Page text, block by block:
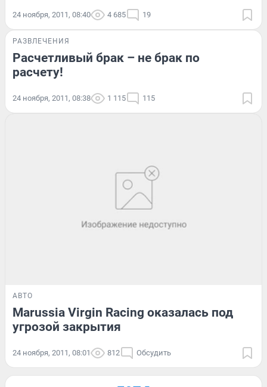
24 ноября, 2011, 08:40 4 685 19
РАЗВЛЕЧЕНИЯ
Расчетливый брак – не брак по
расчету!
24 ноября, 2011, 08:38 1 115 115
АВТО
Marussia Virgin Racing оказалась под
угрозой закрытия
24 ноября, 2011, 08:01 812 Обсудить